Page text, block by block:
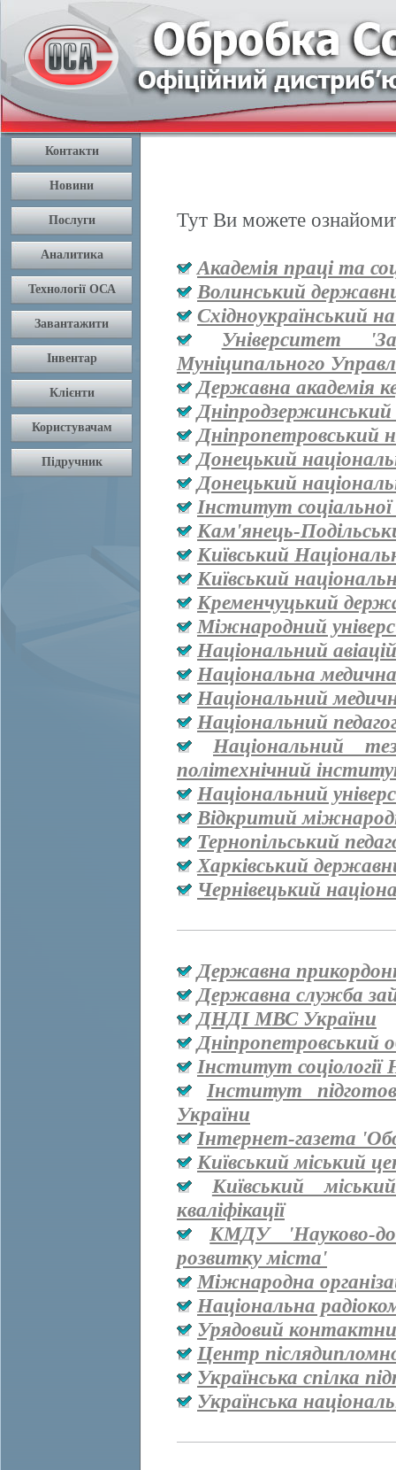
Тут Ви можете
Академія праці та
Волинський
Східноукраїнський
Університет
Муніципального
Державна академія
Дніпропетровський
Донецький
Донецький
Інститут
Кам'янець-
Київський
Київський
Кременчуцький
Міжнародний
Національний
Національна медична
Національний
Національний
Національний
політехнічний
Національний
Відкритий
Тернопільський
Харківський
Чернівецький
Державна
Державна служба
ДНДІ МВС України
Дніпропетровський
Інститут
Інститут
України
Інтернет-газета
Київський міський
Київський
кваліфікації
КМДУ 'Науково-
розвитку міста'
Міжнародна
Національна
Урядовий
Центр
Українська спілка
Українська